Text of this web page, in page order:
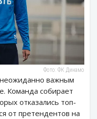
Фото: ФК Динамо
неожиданно важным
Команда собирает
отказались топ-
от претендентов на